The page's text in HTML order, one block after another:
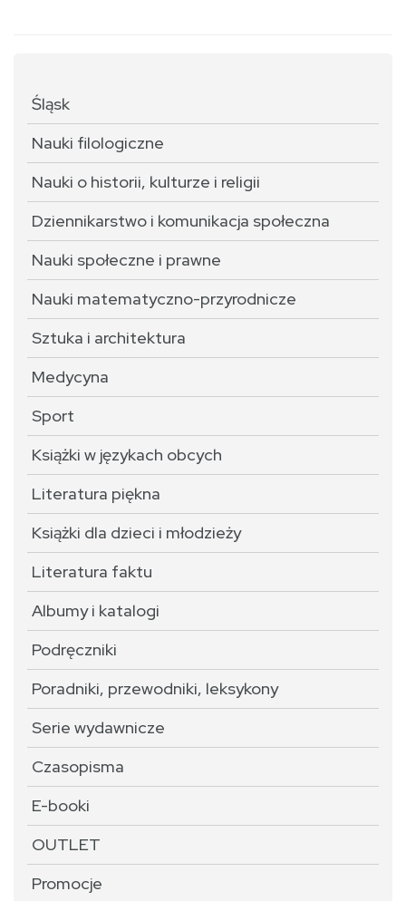
Śląsk
Nauki filologiczne
Nauki o historii, kulturze i religii
Dziennikarstwo i komunikacja społeczna
Nauki społeczne i prawne
Nauki matematyczno-przyrodnicze
Sztuka i architektura
Medycyna
Sport
Książki w językach obcych
Literatura piękna
Książki dla dzieci i młodzieży
Literatura faktu
Albumy i katalogi
Podręczniki
Poradniki, przewodniki, leksykony
Serie wydawnicze
Czasopisma
E-booki
OUTLET
Promocje